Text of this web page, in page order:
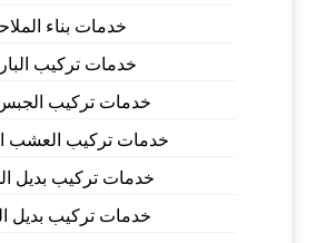
خدمات بناء
خدمات تركيب
خدمات تركيب
خدمات تركيب العشب
خدمات تركيب بديل
خدمات تركيب بديل